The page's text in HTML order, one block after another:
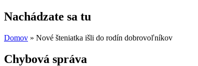
Nachádzate sa tu
Domov » Nové šteniatka išli do rodín dobrovoľníkov
Chybová správa